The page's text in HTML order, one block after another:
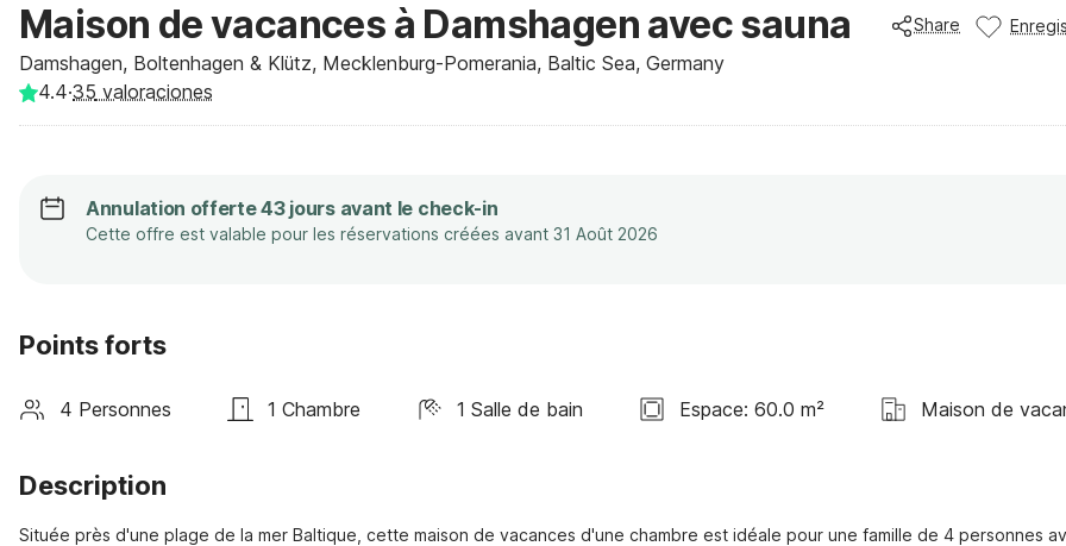
Maison de vacances à Damshagen avec sauna
Damshagen, Boltenhagen & Klütz, Mecklenburg-Pomerania, Baltic Sea, Germany
Share
4.4·35 valoraciones
Annulation offerte 43 jours avant le check-in
Cette offre est valable pour les réservations créées avant 31 Août 2026
Points forts
4 Personnes 1 Chambre 1 Salle de bain Espace: 60.0 m² Maison de
Description
Située près d'une plage de la mer Baltique, cette maison de vacances d'une chambre est idéale pour une famille de 4 personnes